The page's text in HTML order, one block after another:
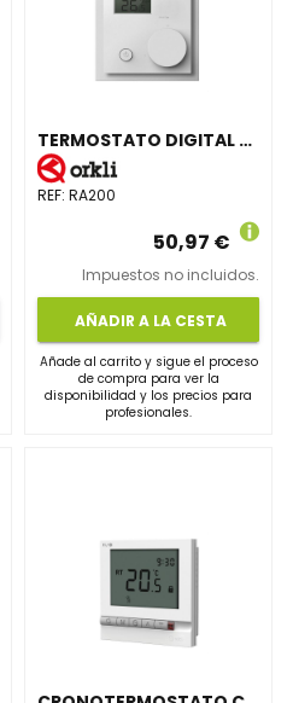
TERMOSTATO DIGITAL BEROA MODELO ON-OFF
REF:RA200
50,97 €
Impuestos no incluidos.
AÑADIR A LA CESTA
Añade al carrito y sigue el proceso
de compra para ver la
disponibilidad y los precios para
profesionales.